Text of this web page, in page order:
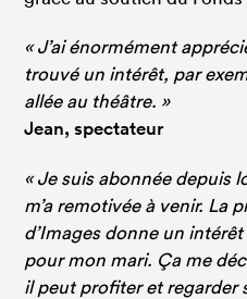
« J’ai énormément
trouvé un intérêt, par
allée au théâtre. »
Jean, spectateur
« Je suis abonnée depuis
m’a remotivée à venir. La
d’Images donne un
pour mon mari. Ça me
il peut profiter et regarder